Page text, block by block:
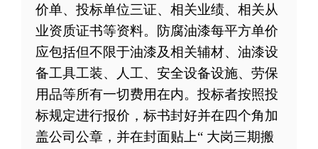
价单、 投标单位三证、相关业绩、相关从
业资质证书等资料。防腐油漆每平方单价
应包括但不限于油漆及相关辅材、油漆设
备工具工装、人工、安全设备设施、劳保
用品等所有一切费用在内。 投标者按照投
标规定进行报价 ，标书封好并在四个角加
盖公司公章，并在封面贴上“ 大岗三期搬